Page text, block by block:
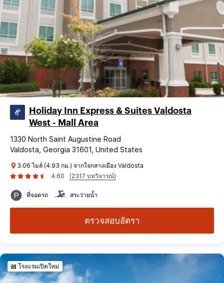
Holiday Inn Express & Suites Valdosta
West - Mall Area
1330 North Saint Augustine Road
Valdosta, Georgia 31601, United States
3.06 ไมล์ (4.93 กม.) จากใจกลางเมือง Valdosta
4.60
(2317 บทวิจารณ์)
ที่จอดรถ สระว่ายน้ำ
ตรวจสอบอัตรา
โรงแรมเปิดใหม่